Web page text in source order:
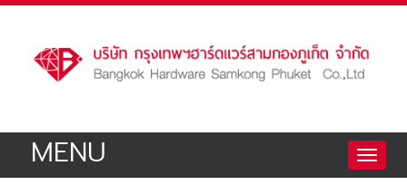
Toggle
MENU